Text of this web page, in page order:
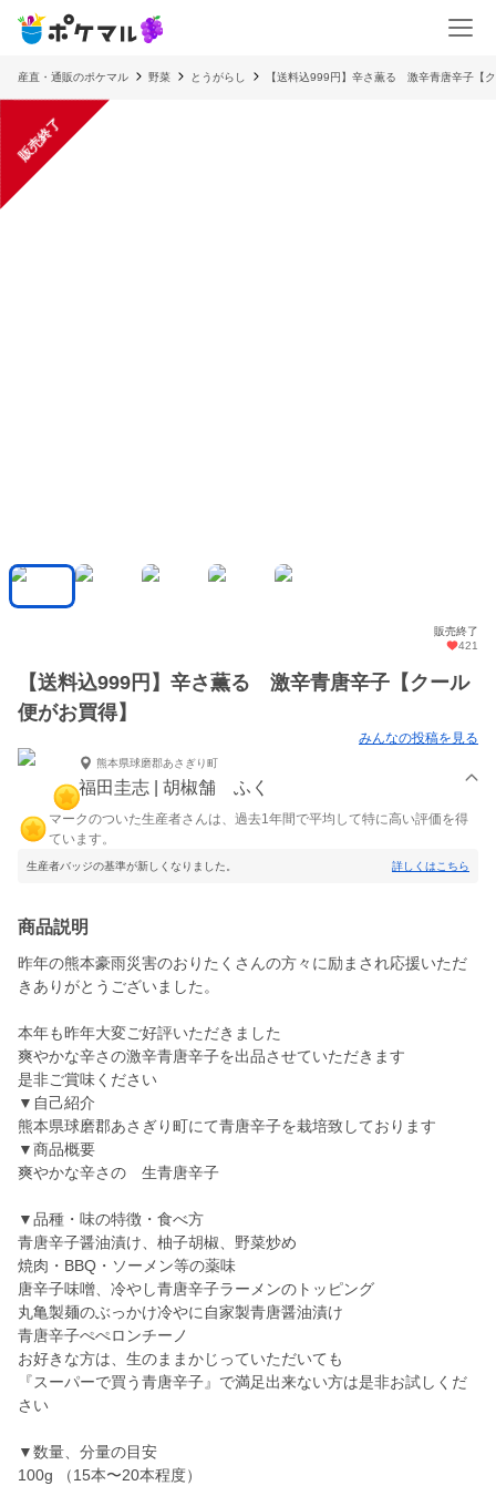
産直・通販のポケマル 野菜 とうがらし 【送料込999円】辛さ薫る 激辛青唐辛子【
販売終了
販売終了
421
【送料込999円】辛さ薫る 激辛青唐辛子【クール
便がお買得】
みんなの投稿を見る
熊本県球磨郡あさぎり町
福田圭志 | 胡椒舗 ふく
マークのついた生産者さんは、過去1年間で平均して特に高い評価を得
ています。
生産者バッジの基準が新しくなりました。 詳しくはこちら
商品説明
昨年の熊本豪雨災害のおりたくさんの方々に励まされ応援いただ
きありがとうございました。
本年も昨年大変ご好評いただきました
爽やかな辛さの激辛青唐辛子を出品させていただきます
是非ご賞味ください
▼自己紹介
熊本県球磨郡あさぎり町にて青唐辛子を栽培致しております
▼商品概要
爽やかな辛さの 生青唐辛子
▼品種・味の特徴・食べ方
青唐辛子醤油漬け、柚子胡椒、野菜炒め
焼肉・BBQ・ソーメン等の薬味
唐辛子味噌、冷やし青唐辛子ラーメンのトッピング
丸亀製麺のぶっかけ冷やに自家製青唐醤油漬け
青唐辛子ぺぺロンチーノ
お好きな方は、生のままかじっていただいても
『スーパーで買う青唐辛子』で満足出来ない方は是非お試しくだ
さい
▼数量、分量の目安
100g （15本〜20本程度）